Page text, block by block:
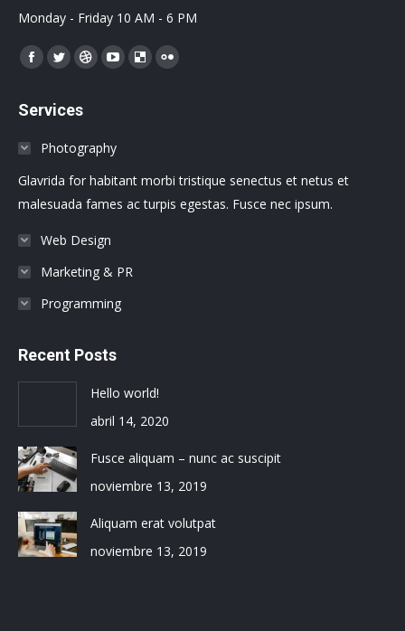
Monday - Friday 10 AM - 6 PM
Encuéntranos en:
Facebook
opens
window
Twitter
opens
new
window
Dribbble
new
window
YouTube
new
window
Delicious
window
Flickr
window
Services
Photography
Glavrida for habitant morbi tristique senectus et netus et
malesuada fames ac turpis egestas. Fusce nec ipsum.
Web Design
Marketing & PR
Programming
Recent Posts
Hello world!
abril 14, 2020
Fusce aliquam – nunc ac suscipit
noviembre 13, 2019
Aliquam erat volutpat
noviembre 13, 2019